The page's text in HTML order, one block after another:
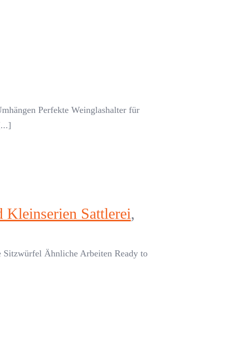
Perfekte Weinglashalter für
Kleinserien Sattlerei,
Ähnliche Arbeiten Ready to